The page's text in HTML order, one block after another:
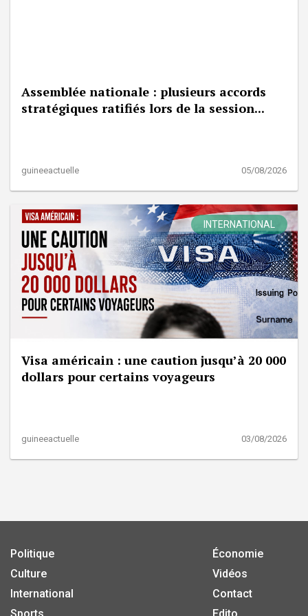
Assemblée nationale : plusieurs accords
stratégiques ratifiés lors de la session...
guineeactuelle 05/08/2026
INTERNATIONAL
Visa américain : une caution jusqu’à 20 000
dollars pour certains voyageurs
guineeactuelle 03/08/2026
Politique
Culture
International
Économie
Vidéos
Contact